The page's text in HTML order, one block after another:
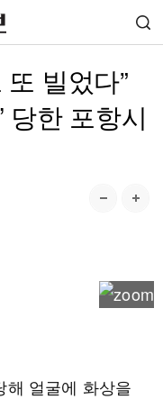
빌었다”
당한 포항시
해 얼굴에 화상을